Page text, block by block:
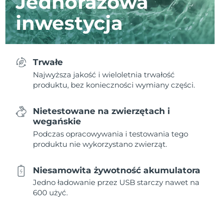
inwestycja
Trwałe
Najwyższa jakość i wieloletnia trwałość
produktu, bez konieczności wymiany części.
Nietestowane na zwierzętach i
wegańskie
Podczas opracowywania i testowania tego
produktu nie wykorzystano zwierząt.
Niesamowita żywotność akumulatora
Jedno ładowanie przez USB starczy nawet na
600 użyć.